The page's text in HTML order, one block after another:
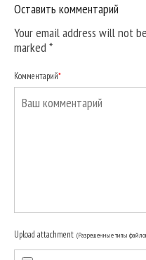
Оставить комментарий
Your email address will not
marked*
Комментарий*
Upload attachment (Разрешенные типы